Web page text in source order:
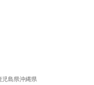
児島県沖縄県